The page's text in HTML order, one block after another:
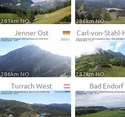
285km NO 286km NO
Jenner Ost
286km NO
Carl-von-Stahl-
287km NO
Turrach West Bad Endorf